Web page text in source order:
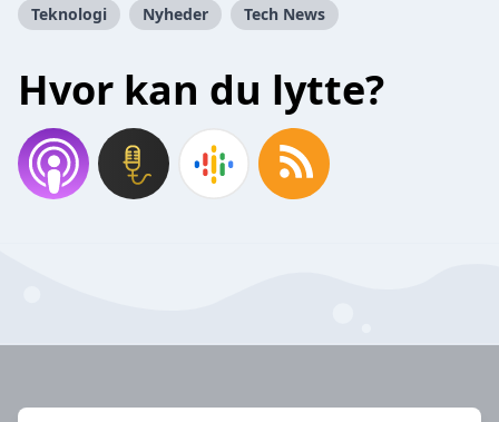
Teknologi Nyheder Tech News
Hvor kan du lytte?